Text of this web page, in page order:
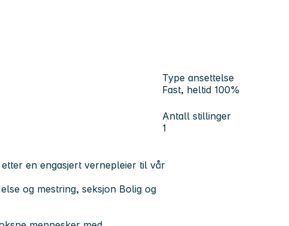
Type ansettelse
Fast, heltid 100%
Antall stillinger
1
en engasjert vernepleier til vår
og mestring, seksjon Bolig og